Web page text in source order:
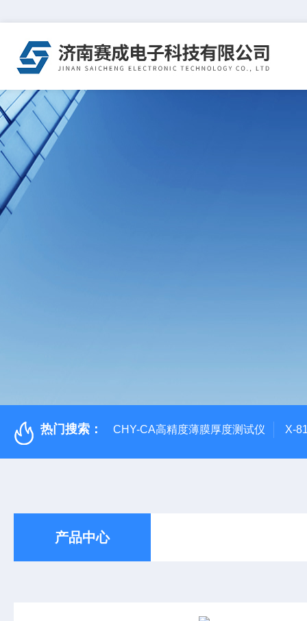
热门搜索： CHY-CA高精度薄膜厚度测试仪 X-
产品中心